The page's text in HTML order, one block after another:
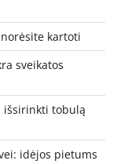
kartoti
sveikatos
išsirinkti tobulą
idėjos pietums